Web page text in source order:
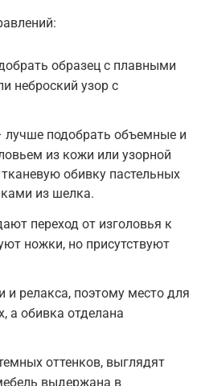
образец с плавными
неброский узор с
подобрать объемные и
из кожи или узорной
обивку пастельных
из шелка.
переход от изголовья к
ножки, но присутствуют
релакса, поэтому место для
а обивка отделана
оттенков, выглядят
выдержана в